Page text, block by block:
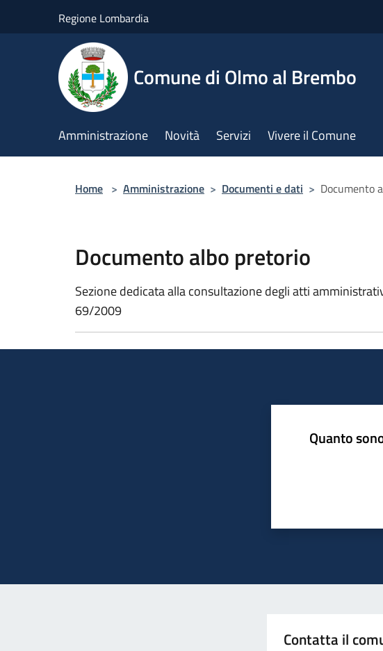
Regione Lombardia
Comune di Olmo al Brembo
Amministrazione Novità Servizi Vivere il Comune
Home > Amministrazione > Documenti e dati > Documento
Documento albo pretorio
Sezione dedicata alla consultazione degli atti
69/2009
Quanto
Contatta il